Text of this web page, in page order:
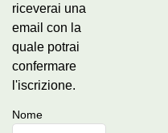
riceverai una
email con la
quale potrai
confermare
l'iscrizione.
Nome